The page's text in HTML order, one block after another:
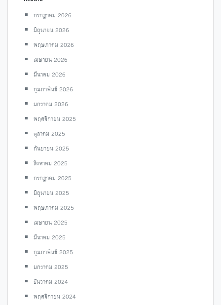
กรกฎาคม 2026
มิถุนายน 2026
พฤษภาคม 2026
เมษายน 2026
มีนาคม 2026
กุมภาพันธ์ 2026
มกราคม 2026
พฤศจิกายน 2025
ตุลาคม 2025
กันยายน 2025
สิงหาคม 2025
กรกฎาคม 2025
มิถุนายน 2025
พฤษภาคม 2025
เมษายน 2025
มีนาคม 2025
กุมภาพันธ์ 2025
มกราคม 2025
ธันวาคม 2024
พฤศจิกายน 2024